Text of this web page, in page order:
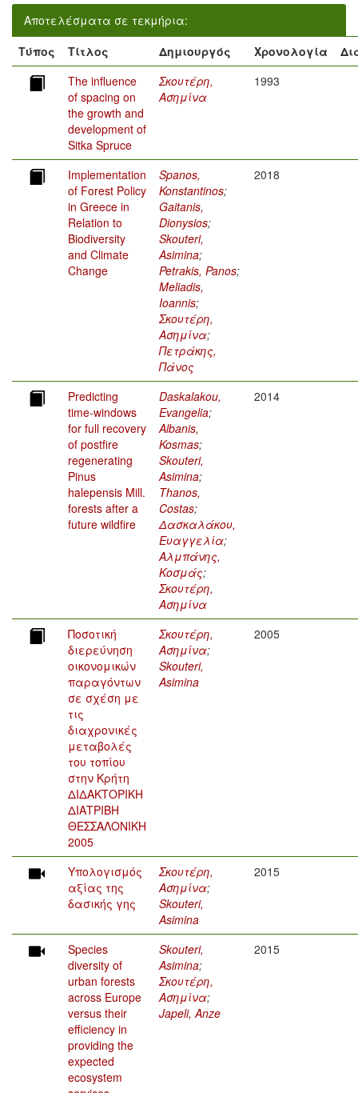
Αποτελέσματα σε τεκμήρια:
Τύπος
Τίτλος Δημιουργός Χρονολογία
The influence
of spacing on
the growth and
development of
Sitka Spruce
Σκουτέρη,
Ασημίνα
1993
Implementation
of Forest Policy
in Greece in
Relation to
Biodiversity
and Climate
Change
Spanos,
Konstantinos;
Gaitanis,
Dionysios;
Skouteri,
Asimina;
Petrakis, Panos;
Meliadis,
Ioannis;
Σκουτέρη,
Ασημίνα;
Πετράκης,
Πάνος
2018
Predicting
time-windows
for full recovery
of postfire
regenerating
Pinus
halepensis Mill.
forests after a
future wildfire
Daskalakou,
Evangelia;
Albanis,
Kosmas;
Skouteri,
Asimina;
Thanos,
Costas;
Δασκαλάκου,
Ευαγγελία;
Αλμπάνης,
Κοσμάς;
Σκουτέρη,
Ασημίνα
2014
Ποσοτική
διερεύνηση
οικονομικών
παραγόντων
σε σχέση με
τις
διαχρονικές
μεταβολές
του τοπίου
στην Κρήτη
ΔΙΔΑΚΤΟΡΙΚΗ
ΔΙΑΤΡΙΒΗ
ΘΕΣΣΑΛΟΝΙΚΗ
2005
Σκουτέρη,
Ασημίνα;
Skouteri,
Asimina
2005
Υπολογισμός
αξίας της
δασικής γης
Σκουτέρη,
Ασημίνα;
Skouteri,
Asimina
2015
Species
diversity of
urban forests
across Europe
versus their
efficiency in
providing the
expected
ecosystem
Skouteri,
Asimina;
Σκουτέρη,
Ασημίνα;
Japeli, Anze
2015